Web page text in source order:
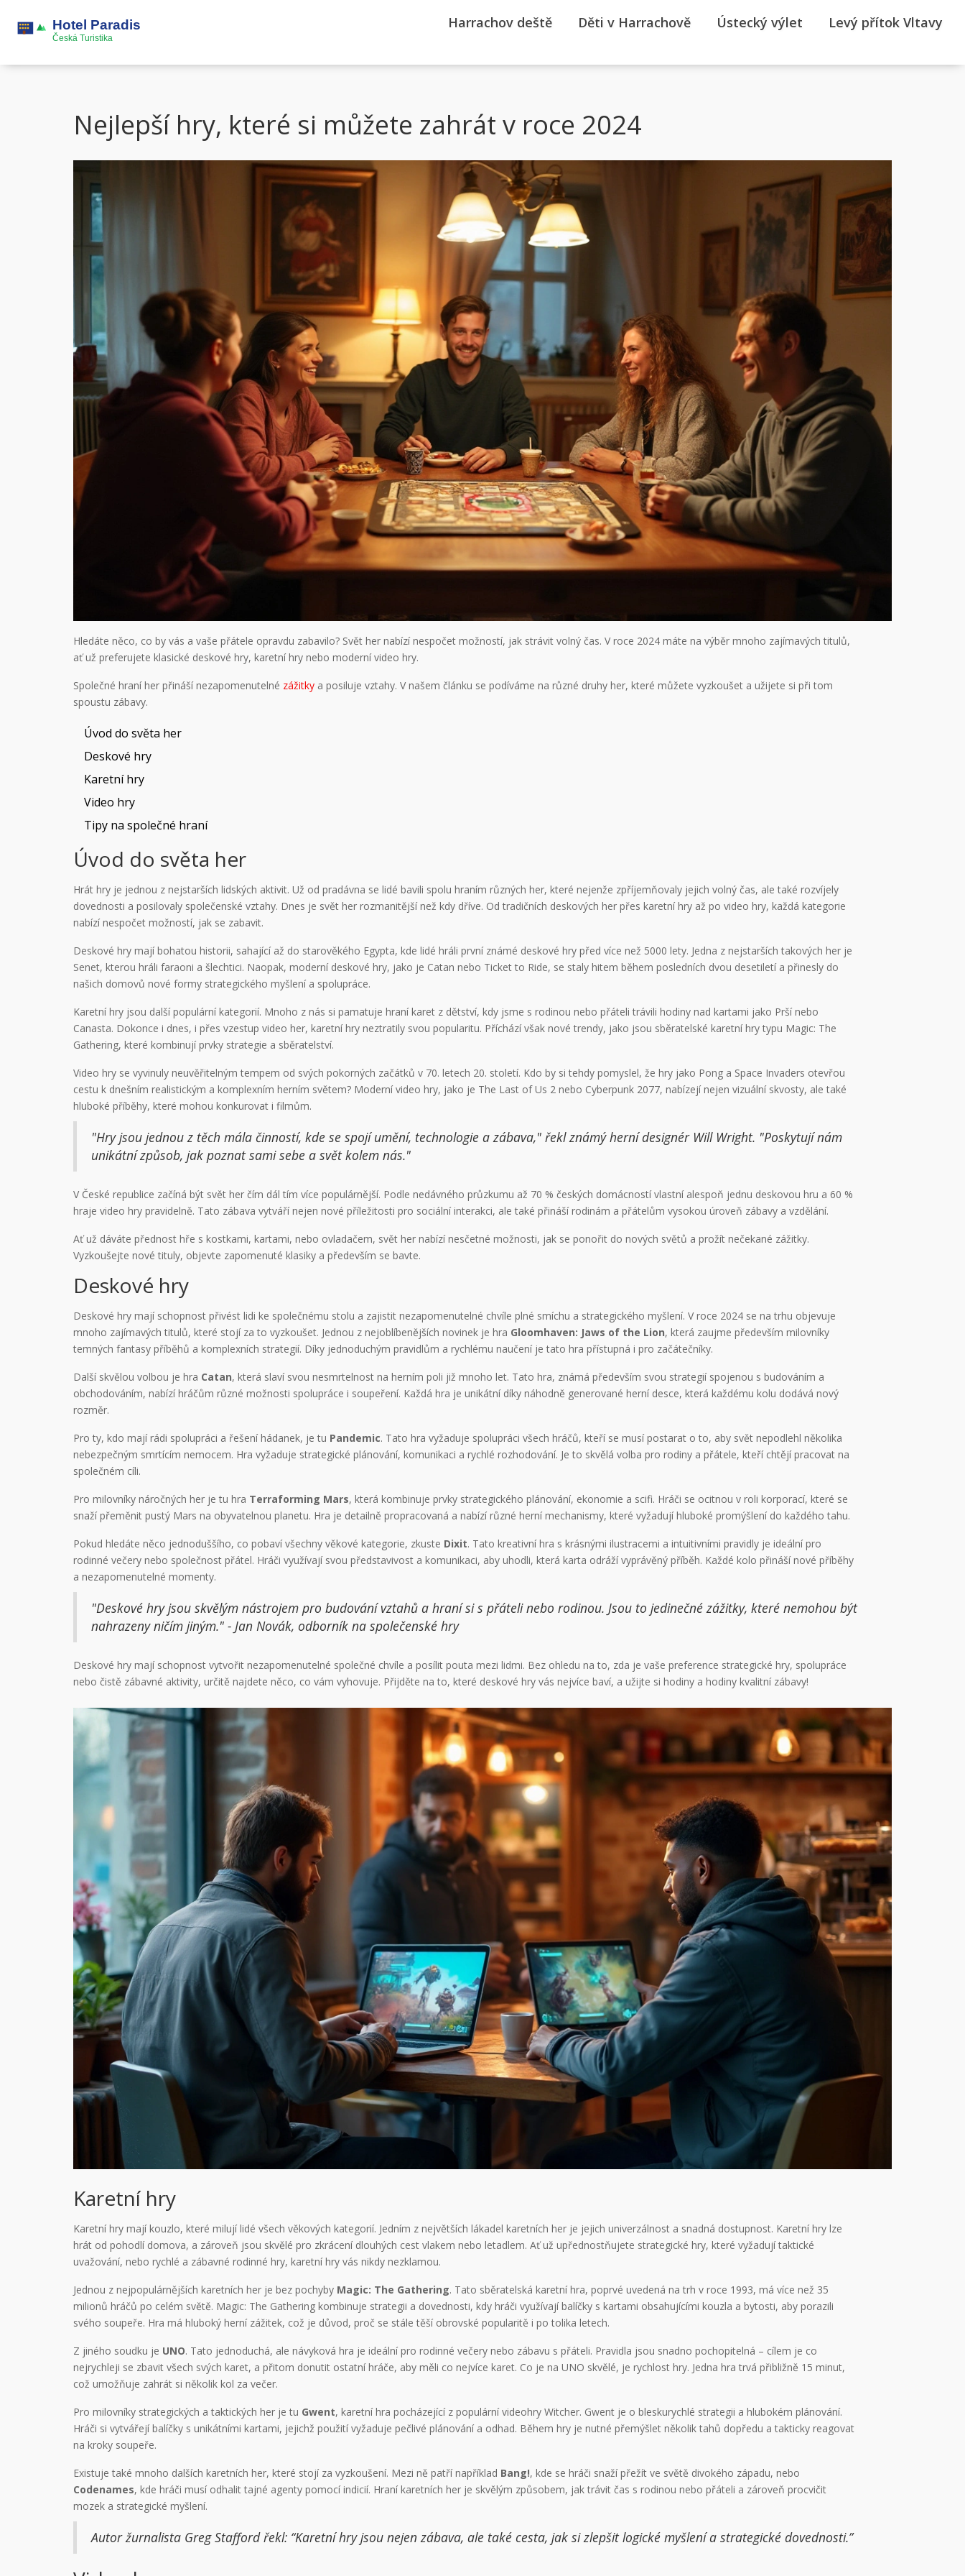
Harrachov deště Děti v Harrachově Ústecký výlet Levý přítok Vltavy
Nejlepší hry, které si můžete zahrát v roce 2024
Hledáte něco, co by vás a vaše přátele opravdu zabavilo? Svět her nabízí nespočet možností, jak strávit volný čas. V roce 2024 máte na výběr mnoho zajímavých titulů,
ať už preferujete klasické deskové hry, karetní hry nebo moderní video hry.
Společné hraní her přináší nezapomenutelné zážitky a posiluje vztahy. V našem článku se podíváme na různé druhy her, které můžete vyzkoušet a užijete si při tom
spoustu zábavy.
Úvod do světa her
Deskové hry
Karetní hry
Video hry
Tipy na společné hraní
Úvod do světa her
Hrát hry je jednou z nejstarších lidských aktivit. Už od pradávna se lidé bavili spolu hraním různých her, které nejenže zpříjemňovaly jejich volný čas, ale také rozvíjely
dovednosti a posilovaly společenské vztahy. Dnes je svět her rozmanitější než kdy dříve. Od tradičních deskových her přes karetní hry až po video hry, každá kategorie
nabízí nespočet možností, jak se zabavit.
Deskové hry mají bohatou historii, sahající až do starověkého Egypta, kde lidé hráli první známé deskové hry před více než 5000 lety. Jedna z nejstarších takových her je
Senet, kterou hráli faraoni a šlechtici. Naopak, moderní deskové hry, jako je Catan nebo Ticket to Ride, se staly hitem během posledních dvou desetiletí a přinesly do
našich domovů nové formy strategického myšlení a spolupráce.
Karetní hry jsou další populární kategorií. Mnoho z nás si pamatuje hraní karet z dětství, kdy jsme s rodinou nebo přáteli trávili hodiny nad kartami jako Prší nebo
Canasta. Dokonce i dnes, i přes vzestup video her, karetní hry neztratily svou popularitu. Příchází však nové trendy, jako jsou sběratelské karetní hry typu Magic: The
Gathering, které kombinují prvky strategie a sběratelství.
Video hry se vyvinuly neuvěřitelným tempem od svých pokorných začátků v 70. letech 20. století. Kdo by si tehdy pomyslel, že hry jako Pong a Space Invaders otevřou
cestu k dnešním realistickým a komplexním herním světem? Moderní video hry, jako je The Last of Us 2 nebo Cyberpunk 2077, nabízejí nejen vizuální skvosty, ale také
hluboké příběhy, které mohou konkurovat i filmům.
"Hry jsou jednou z těch mála činností, kde se spojí umění, technologie a zábava," řekl známý herní designér Will Wright. "Poskytují nám
unikátní způsob, jak poznat sami sebe a svět kolem nás."
V České republice začíná být svět her čím dál tím více populárnější. Podle nedávného průzkumu až 70 % českých domácností vlastní alespoň jednu deskovou hru a 60 %
hraje video hry pravidelně. Tato zábava vytváří nejen nové příležitosti pro sociální interakci, ale také přináší rodinám a přátelům vysokou úroveň zábavy a vzdělání.
Ať už dáváte přednost hře s kostkami, kartami, nebo ovladačem, svět her nabízí nesčetné možnosti, jak se ponořit do nových světů a prožít nečekané zážitky.
Vyzkoušejte nové tituly, objevte zapomenuté klasiky a především se bavte.
Deskové hry
Deskové hry mají schopnost přivést lidi ke společnému stolu a zajistit nezapomenutelné chvíle plné smíchu a strategického myšlení. V roce 2024 se na trhu objevuje
mnoho zajímavých titulů, které stojí za to vyzkoušet. Jednou z nejoblíbenějších novinek je hra Gloomhaven: Jaws of the Lion, která zaujme především milovníky
temných fantasy příběhů a komplexních strategií. Díky jednoduchým pravidlům a rychlému naučení je tato hra přístupná i pro začátečníky.
Další skvělou volbou je hra Catan, která slaví svou nesmrtelnost na herním poli již mnoho let. Tato hra, známá především svou strategií spojenou s budováním a
obchodováním, nabízí hráčům různé možnosti spolupráce i soupeření. Každá hra je unikátní díky náhodně generované herní desce, která každému kolu dodává nový
rozměr.
Pro ty, kdo mají rádi spolupráci a řešení hádanek, je tu Pandemic. Tato hra vyžaduje spolupráci všech hráčů, kteří se musí postarat o to, aby svět nepodlehl několika
nebezpečným smrtícím nemocem. Hra vyžaduje strategické plánování, komunikaci a rychlé rozhodování. Je to skvělá volba pro rodiny a přátele, kteří chtějí pracovat na
společném cíli.
Pro milovníky náročných her je tu hra Terraforming Mars, která kombinuje prvky strategického plánování, ekonomie a scifi. Hráči se ocitnou v roli korporací, které se
snaží přeměnit pustý Mars na obyvatelnou planetu. Hra je detailně propracovaná a nabízí různé herní mechanismy, které vyžadují hluboké promýšlení do každého tahu.
Pokud hledáte něco jednoduššího, co pobaví všechny věkové kategorie, zkuste Dixit. Tato kreativní hra s krásnými ilustracemi a intuitivními pravidly je ideální pro
rodinné večery nebo společnost přátel. Hráči využívají svou představivost a komunikaci, aby uhodli, která karta odráží vyprávěný příběh. Každé kolo přináší nové příběhy
a nezapomenutelné momenty.
"Deskové hry jsou skvělým nástrojem pro budování vztahů a hraní si s přáteli nebo rodinou. Jsou to jedinečné zážitky, které nemohou být
nahrazeny ničím jiným." - Jan Novák, odborník na společenské hry
Deskové hry mají schopnost vytvořit nezapomenutelné společné chvíle a posílit pouta mezi lidmi. Bez ohledu na to, zda je vaše preference strategické hry, spolupráce
nebo čistě zábavné aktivity, určitě najdete něco, co vám vyhovuje. Přijděte na to, které deskové hry vás nejvíce baví, a užijte si hodiny a hodiny kvalitní zábavy!
Karetní hry
Karetní hry mají kouzlo, které milují lidé všech věkových kategorií. Jedním z největších lákadel karetních her je jejich univerzálnost a snadná dostupnost. Karetní hry lze
hrát od pohodlí domova, a zároveň jsou skvělé pro zkrácení dlouhých cest vlakem nebo letadlem. Ať už upřednostňujete strategické hry, které vyžadují taktické
uvažování, nebo rychlé a zábavné rodinné hry, karetní hry vás nikdy nezklamou.
Jednou z nejpopulárnějších karetních her je bez pochyby Magic: The Gathering. Tato sběratelská karetní hra, poprvé uvedená na trh v roce 1993, má více než 35
milionů hráčů po celém světě. Magic: The Gathering kombinuje strategii a dovednosti, kdy hráči využívají balíčky s kartami obsahujícími kouzla a bytosti, aby porazili
svého soupeře. Hra má hluboký herní zážitek, což je důvod, proč se stále těší obrovské popularitě i po tolika letech.
Z jiného soudku je UNO. Tato jednoduchá, ale návyková hra je ideální pro rodinné večery nebo zábavu s přáteli. Pravidla jsou snadno pochopitelná – cílem je co
nejrychleji se zbavit všech svých karet, a přitom donutit ostatní hráče, aby měli co nejvíce karet. Co je na UNO skvělé, je rychlost hry. Jedna hra trvá přibližně 15 minut,
což umožňuje zahrát si několik kol za večer.
Pro milovníky strategických a taktických her je tu Gwent, karetní hra pocházející z populární videohry Witcher. Gwent je o bleskurychlé strategii a hlubokém plánování.
Hráči si vytvářejí balíčky s unikátními kartami, jejichž použití vyžaduje pečlivé plánování a odhad. Během hry je nutné přemýšlet několik tahů dopředu a takticky reagovat
na kroky soupeře.
Existuje také mnoho dalších karetních her, které stojí za vyzkoušení. Mezi ně patří například Bang!, kde se hráči snaží přežít ve světě divokého západu, nebo
Codenames, kde hráči musí odhalit tajné agenty pomocí indicií. Hraní karetních her je skvělým způsobem, jak trávit čas s rodinou nebo přáteli a zároveň procvičit
mozek a strategické myšlení.
Autor žurnalista Greg Stafford řekl: “Karetní hry jsou nejen zábava, ale také cesta, jak si zlepšit logické myšlení a strategické dovednosti.”